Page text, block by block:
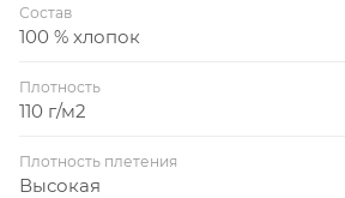
Состав
100 % хлопок
Плотность
110 г/м2
Плотность плетения
Высокая